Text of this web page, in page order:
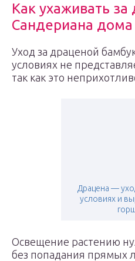
Как ухаживать
Сандериана дома
Уход за драценой
условиях не
так как это
Драцена —
условиях и
Освещение растению
без попадания прямых